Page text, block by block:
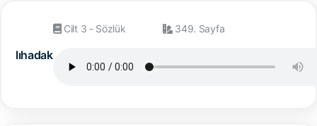
lıhadak
Cilt 3 - Sözlük 349. Sayfa